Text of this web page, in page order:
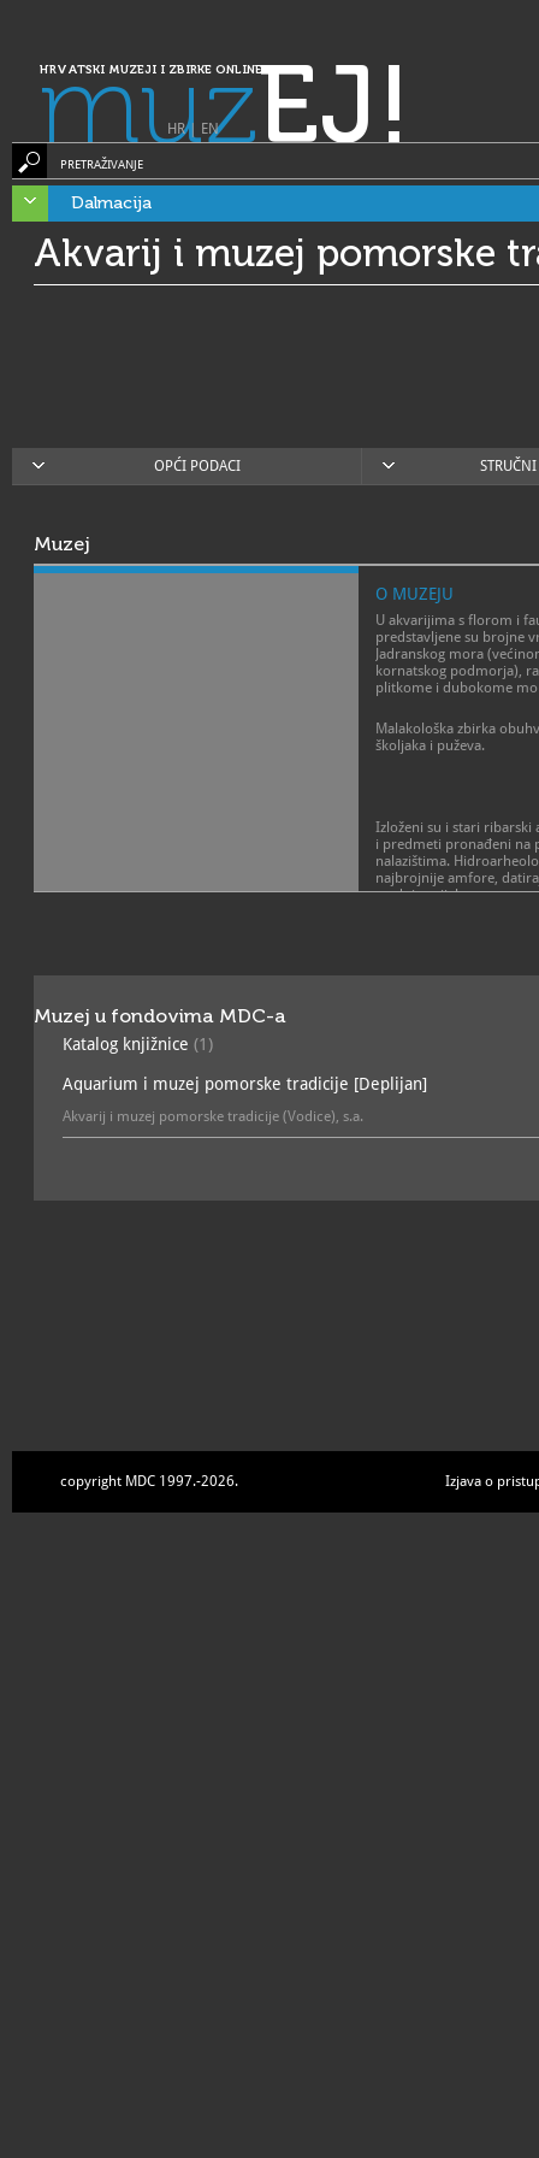
HRVATSKI MUZEJI I ZBIRKE ONLINE
muzEJ!
HR| EN
PRETRAŽIVANJE
Dalmacija
Akvarij i muzej pomorske
OPĆI PODACI
Muzej
O MUZEJU
U akvarijima s florom i
predstavljene su brojne
Jadranskog mora
kornatskog podmorja),
plitkome i dubokome
Malakološka zbirka
školjaka i puževa.
Izloženi su i stari ribarski
i predmeti pronađeni na
nalazištima.
najbrojnije amfore,
srednjeg vijeka.
Izložene su i makete
Muzej u fondovima MDC-a
Katalog knjižnice (1)
Aquarium i muzej pomorske tradicije [Deplijan]
Akvarij i muzej pomorske tradicije (Vodice), s.a.
copyright MDC 1997.-2026. Izjava o